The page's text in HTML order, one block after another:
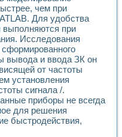
изучение адиабатического
электрических переходных
обработки результатов
плазменных измерений с
комплекс. Назначение. Состав.
NATIONAL INSTRUMENTS
и корреляционный
принципа действия
обеспечение учебных
практикум для изучения
10 средствами LabVIEW
комплекс для исследования
чем при
Для удобства
выполняются при
Исследования
вывода и ввода ЗК он
от частоты
установления
сигнала /.
приборы не всегда
для решения
быстродействия,